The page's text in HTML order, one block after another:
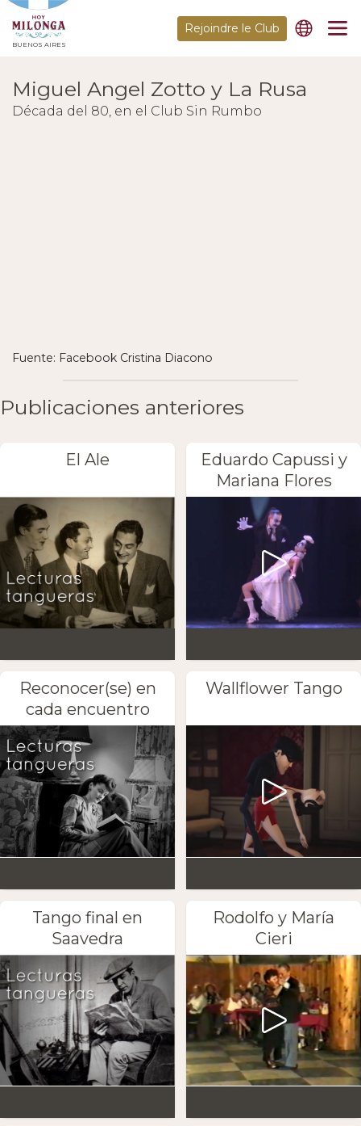
BUENOS AIRES
Rejoindre le Club
Miguel Angel Zotto y La Rusa
Década del 80, en el Club Sin Rumbo
Fuente: Facebook Cristina Diacono
Publicaciones anteriores
El Ale
Eduardo Capussi y
Mariana Flores
Reconocer(se) en
cada encuentro
Wallflower Tango
Tango final en
Saavedra
Rodolfo y María
Cieri